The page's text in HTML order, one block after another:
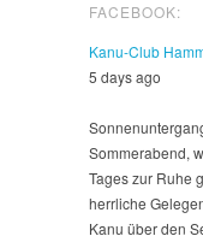
FACEBOOK:
Kanu-Club
5 days ago
Sommerabend,
Tages zur Ruhe
herrliche
Kanu über den